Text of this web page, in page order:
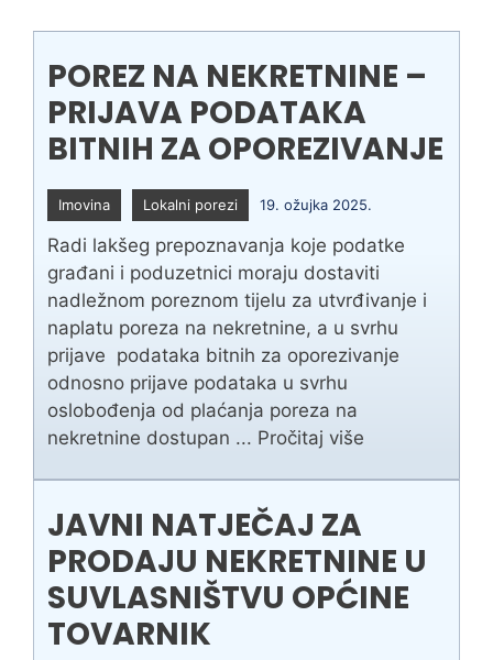
POREZ NA NEKRETNINE –
PRIJAVA PODATAKA
BITNIH ZA OPOREZIVANJE
Imovina Lokalni porezi 19. ožujka 2025.
Radi lakšeg prepoznavanja koje podatke
građani i poduzetnici moraju dostaviti
nadležnom poreznom tijelu za utvrđivanje i
naplatu poreza na nekretnine, a u svrhu
prijave podataka bitnih za oporezivanje
odnosno prijave podataka u svrhu
oslobođenja od plaćanja poreza na
nekretnine dostupan ... Pročitaj više
JAVNI NATJEČAJ ZA
PRODAJU NEKRETNINE U
SUVLASNIŠTVU OPĆINE
TOVARNIK